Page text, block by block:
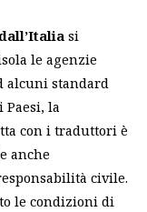
si
le agenzie
alcuni standard
la
con i traduttori è
anche
civile.
le condizioni di